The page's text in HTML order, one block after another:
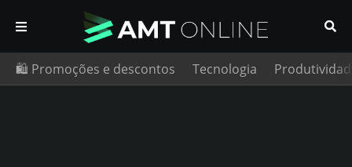
🛍️ Promoções e descontos Tecnologia